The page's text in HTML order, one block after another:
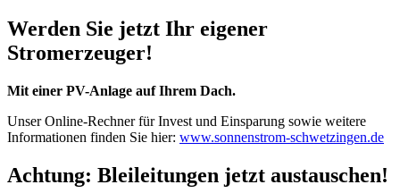
Werden Sie jetzt Ihr eigener
Stromerzeuger!
Mit einer PV-Anlage auf Ihrem Dach.
Unser Online-Rechner für Invest und Einsparung sowie weitere
Informationen finden Sie hier: www.sonnenstrom-schwetzingen.de
Achtung: Bleileitungen jetzt austauschen!